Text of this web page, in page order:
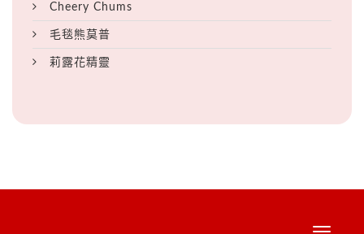
Cheery Chums
毛毯熊莫普
莉露花精靈